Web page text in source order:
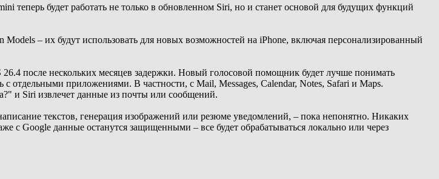
теперь будет работать не только в обновленном Siri, но и станет основой для будущих функций
– их будут использовать для новых возможностей на iPhone, включая персонализированный
после нескольких месяцев задержки. Новый голосовой помощник будет лучше понимать
с отдельными приложениями. В частности, с Mail, Messages, Calendar, Notes, Safari и Maps.
и Siri извлечет данные из почты или сообщений.
текстов, генерация изображений или резюме уведомлений, – пока непонятно. Никаких
с Google данные останутся защищенными – все будет обрабатываться локально или через